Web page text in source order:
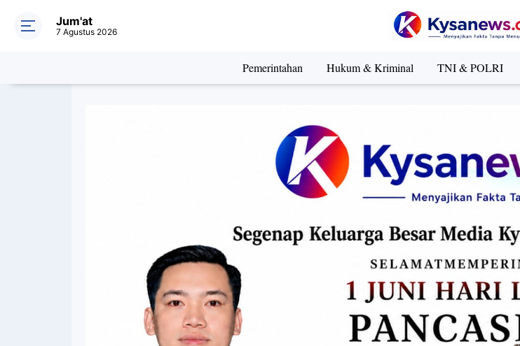
Jum'at
7 Agustus 2026
Pemerintahan Hukum & Kriminal TNI & POLRI